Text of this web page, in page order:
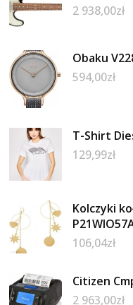
2 938,00zł
Obaku
594,00zł
T-Shirt
129,99zł
Kolczyki
106,04zł
Citizen
2 963,00zł